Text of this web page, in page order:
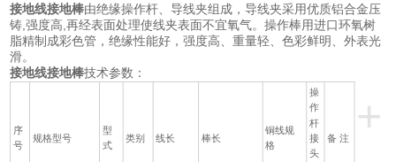
接地线接地棒由绝缘操作杆、导线夹组成，导线夹采用优质铝合金压
铸,强度高,再经表面处理使线夹表面不宜氧气。操作棒用进口环氧树
脂精制成彩色管，绝缘性能好，强度高、重量轻、色彩鲜明、外表光
滑。
接地线接地棒技术参数：
+
序
号
规格型号
型
式
类别 线长 棒长
铜线规
格
操
作
杆
接
头
备 注